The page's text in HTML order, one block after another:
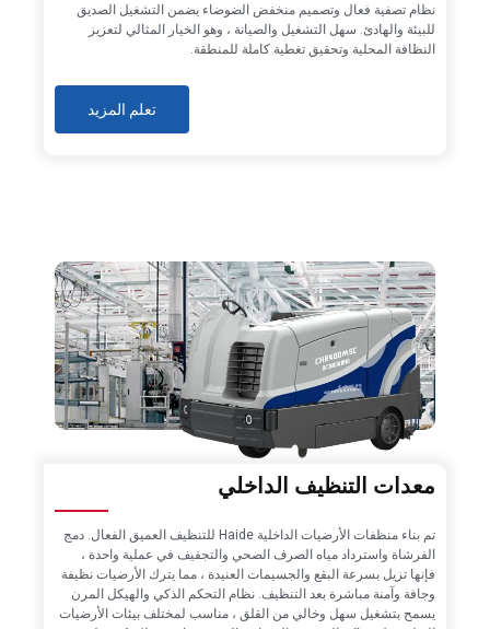
نظام تصفية فعال وتصميم منخفض الضوضاء يضمن التشغيل الصديق
للبيئة والهادئ. سهل التشغيل والصيانة ، وهو الخيار المثالي لتعزيز
النظافة المحلية وتحقيق تغطية كاملة للمنطقة.
تعلم المزيد
معدات التنظيف الداخلي
تم بناء منظفات الأرضيات الداخلية Haide للتنظيف العميق الفعال. دمج
الفرشاة واسترداد مياه الصرف الصحي والتجفيف في عملية واحدة ،
فإنها تزيل بسرعة البقع والجسيمات العنيدة ، مما يترك الأرضيات نظيفة
وجافة وآمنة مباشرة بعد التنظيف. نظام التحكم الذكي والهيكل المرن
يسمح بتشغيل سهل وخالي من القلق ، مناسب لمختلف بيئات الأرضيات